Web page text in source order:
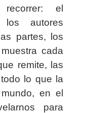
el
autores
partes, los
cada
remite, las
lo que la
en el
para